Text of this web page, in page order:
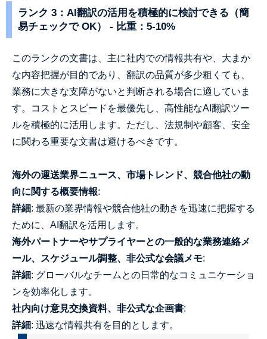
ランク 3：AI翻訳の活用を積極的に検討できる（簡
易チェックで OK） - 比重：5-10%
このランクの文書は、主に社内での情報共有や、大まか
な内容把握が目的であり、翻訳の品質が多少粗くても、
業務に大きな支障がないと判断される場合に適していま
す。コストとスピードを最優先し、高性能なAI翻訳ツー
ルを積極的に活用します。ただし、法規制や顧客、安全
に関わる重要な文書は避けるべきです。
海外の運送業界ニュース、市場トレンド、競合他社の動
向に関する概要情報:
詳細: 最新の業界情報や競合他社の動きを迅速に把握する
ために、AI翻訳を活用します。
海外パートナーやサプライヤーとの一般的な業務連絡メ
ール、スケジュール調整、非公式な会議メモ:
詳細: グローバルなチームとの日常的なコミュニケーショ
ンを効率化します。
社内向け意見交換資料、非公式な企画書:
詳細: 迅速な情報共有を目的とします。